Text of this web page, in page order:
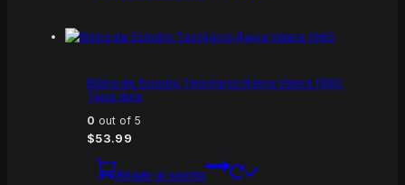
Biblia de Estudio Teológico Reina Valera 1960
Tapa dura
0 out of 5
$53.99
Añadir al carrito